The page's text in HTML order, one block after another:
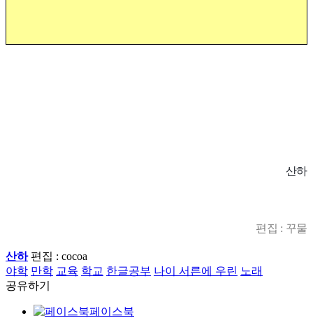
산하
편집 : 꾸물
산하 편집 : cocoa
야학 만학 교육 학교 한글공부 나이 서른에 우린 노래
공유하기
페이스북